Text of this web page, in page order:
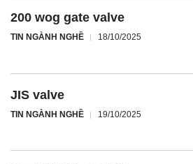
200 wog gate valve
TIN NGÀNH NGHỀ 18/10/2025
JIS valve
TIN NGÀNH NGHỀ 19/10/2025